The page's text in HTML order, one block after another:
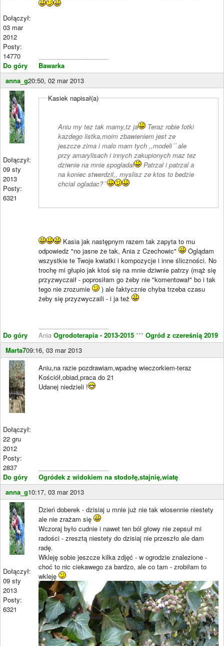
Dołączył:
03 mar
2012
Posty:
14770
Do góry
Bawarka
anna_g20:50, 02 mar 2013
Dołączył:
09 sty
2013
Posty:
6321
Do góry
Kasiek napisał(a)
Aniu my tez tak mamy,tz ja
Teraz robie fotki
kazdego listka,moim zbawieniem jest ze
jeszcze zima i malo mam tych ,,modeli´´ ale
przy amarylisach i innych zakupionych maz tez
dziwnie na mnie spogladal
Patrzal i patrzal a
na koniec stwerdzil,, myslisz ze ktos to bedzie
chcial ogladac?´´
Kasia jak następnym razem tak zapyta to mu
odpowiedz "no jasne że tak, Ania z Czechowic"
Oglądam
wszystkie te Twoje kwiatki i kompozycje i inne śliczności. No
trochę mi głupio jak ktoś się na mnie dziwnie patrzy (mąż się
przyzwyczaił - poprosiłam go żeby nie "komentował" bo i tak
tego nie zrozumie
) ale faktycznie chyba trzeba czasu
żeby się przyzwyczaili - i ja też
Ania Ogrodoterapia - 2013-2015 *** Ogród z czereśnią 2019
Marta709:16, 03 mar 2013
Dołączył:
22 gru
2012
Posty:
2837
Do góry
Aniu,na razie pozdrawiam,wpadnę wieczorkiem-teraz
Kościół,obiad,praca do 21
Udanej niedzieli !
Ogródek z widokiem na stodołę,stajnię,wiatę
anna_g10:17, 03 mar 2013
Dołączył:
09 sty
2013
Posty:
6321
Dzień doberek - dzisiaj u mnie już nie tak wiosennie niestety
ale nie zrażam się
Wczoraj było cudnie i nawet ten ból głowy nie zepsuł mi
radości - zresztą niestety do dzisiaj nie przeszło ale dam
radę.
Wkleję sobie jeszcze kilka zdjęć - w ogrodzie znalezione -
choć to nic ciekawego za bardzo, ale co tam - zrobiłam to
wkleję